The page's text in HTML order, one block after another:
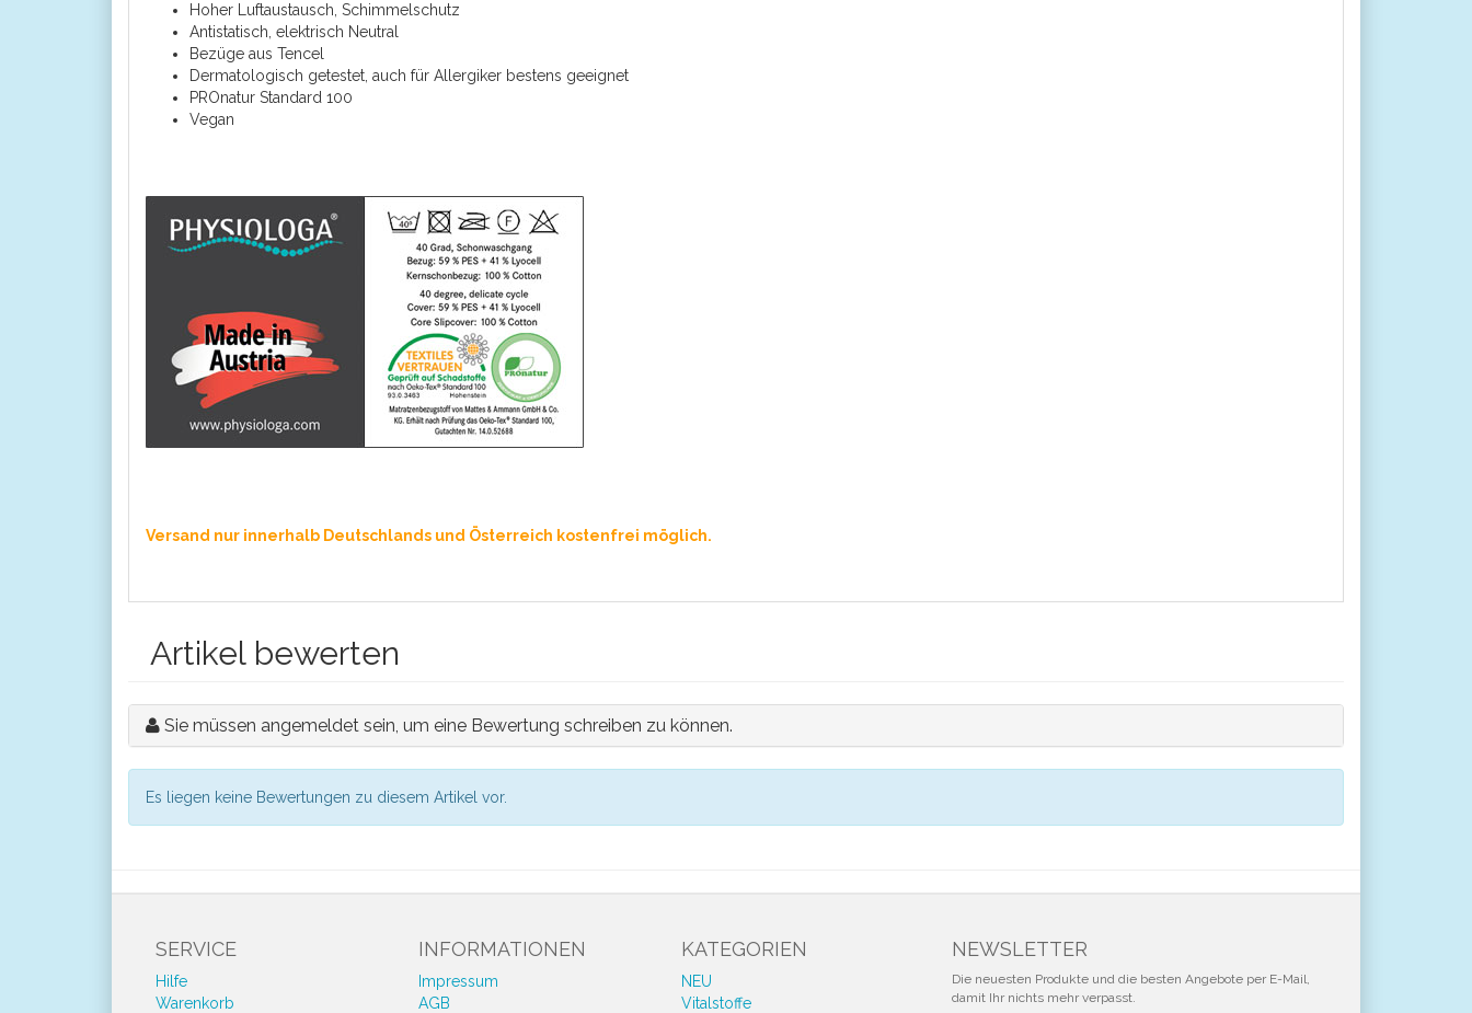
Hoher Luftaustausch, Schimmelschutz
Antistatisch, elektrisch Neutral
Bezüge aus Tencel
Dermatologisch getestet, auch für Allergiker bestens geeignet
PROnatur Standard 100
Vegan
Versand nur innerhalb Deutschlands und Österreich kostenfrei möglich.
Artikel bewerten
Sie müssen angemeldet sein, um eine Bewertung schreiben zu können.
Es liegen keine Bewertungen zu diesem Artikel vor.
SERVICE
Hilfe
Warenkorb
INFORMATIONEN
Impressum
AGB
KATEGORIEN
NEU
Vitalstoffe
NEWSLETTER
Die neuesten Produkte und die besten Angebote per E-Mail,
damit Ihr nichts mehr verpasst.